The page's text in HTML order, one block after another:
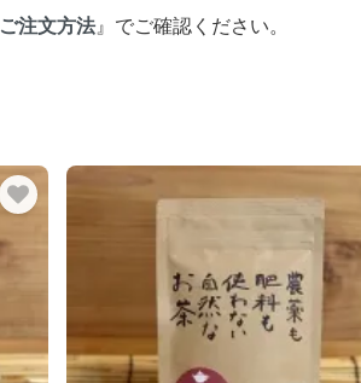
ご注文方法 』でご確認ください。